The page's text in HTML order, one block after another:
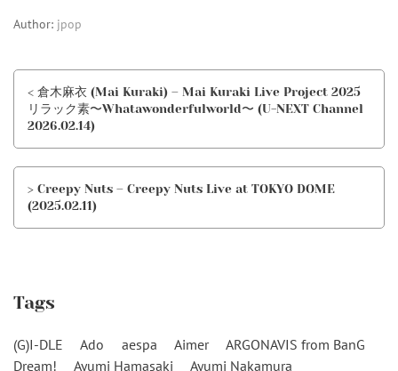
Author: jpop
< 倉木麻衣 (Mai Kuraki) – Mai Kuraki Live Project 2025
リラック素〜Whatawonderfulworld〜 (U-NEXT Channel
2026.02.14)
> Creepy Nuts – Creepy Nuts Live at TOKYO DOME
(2025.02.11)
Tags
(G)I-DLE Ado aespa Aimer
ARGONAVIS from BanG
Dream!
Ayumi Hamasaki
Ayumi Nakamura